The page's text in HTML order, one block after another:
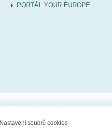
PORTÁL YOUR EUROPE
Nastavení soubrů cookies